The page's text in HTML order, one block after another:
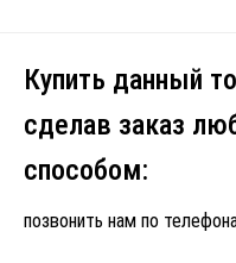
Купить данный
сделав заказ
способом:
позвонить нам по